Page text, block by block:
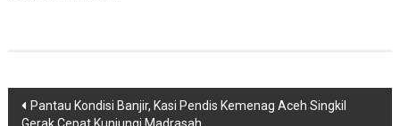
Navigasi
Pantau Kondisi Banjir, Kasi Pendis Kemenag Aceh Singkil